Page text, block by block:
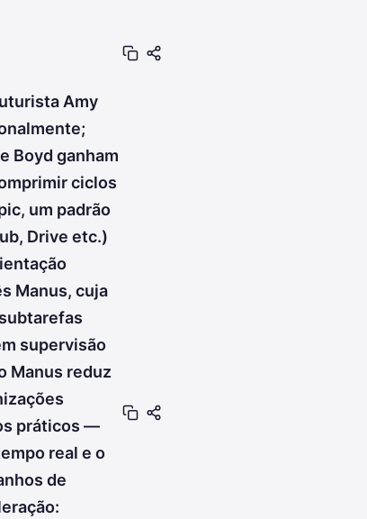
Amy
Boyd ganham
ciclos
um padrão
Drive etc.)
Manus, cuja
supervisão
Manus reduz
práticos —
real e o
de